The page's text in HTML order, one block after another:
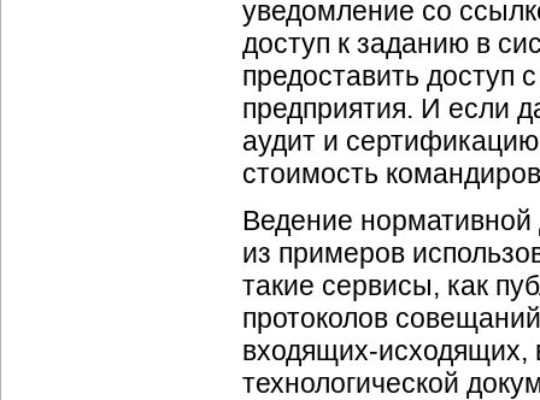
уведомление со
доступ к заданию в
предоставить доступ
предприятия. И если
аудит и
стоимость
Ведение нормативной
из примеров
такие сервисы, как
протоколов
входящих-исходящих,
технологической